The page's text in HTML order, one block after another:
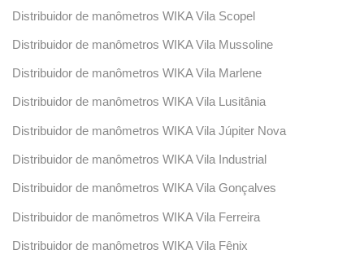
Distribuidor de manômetros WIKA Vila Scopel
Distribuidor de manômetros WIKA Vila Mussoline
Distribuidor de manômetros WIKA Vila Marlene
Distribuidor de manômetros WIKA Vila Lusitânia
Distribuidor de manômetros WIKA Vila Júpiter Nova
Distribuidor de manômetros WIKA Vila Industrial
Distribuidor de manômetros WIKA Vila Gonçalves
Distribuidor de manômetros WIKA Vila Ferreira
Distribuidor de manômetros WIKA Vila Fênix